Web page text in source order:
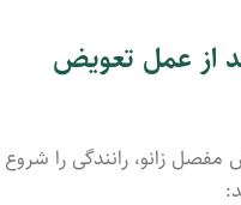
از عمل تعویض
زانو، رانندگی را شروع